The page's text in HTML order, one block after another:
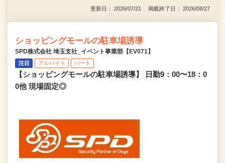
更新日： 2026/07/21 掲載終了日： 2026/08/27
ショッピングモールの駐車場誘導
SPD株式会社 埼玉支社_イベント事業部【EV071】
注目 アルバイト パート
【ショッピングモールの駐車場誘導】 日勤9：00〜18：0
0他 現場固定◎